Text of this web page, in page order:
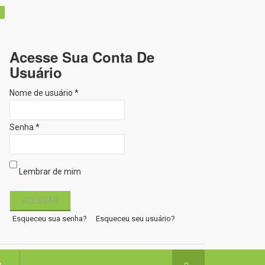
Acesse Sua Conta De
Usuário
Nome de usuário *
Senha *
Lembrar de mim
Esqueceu sua senha? Esqueceu seu usuário?